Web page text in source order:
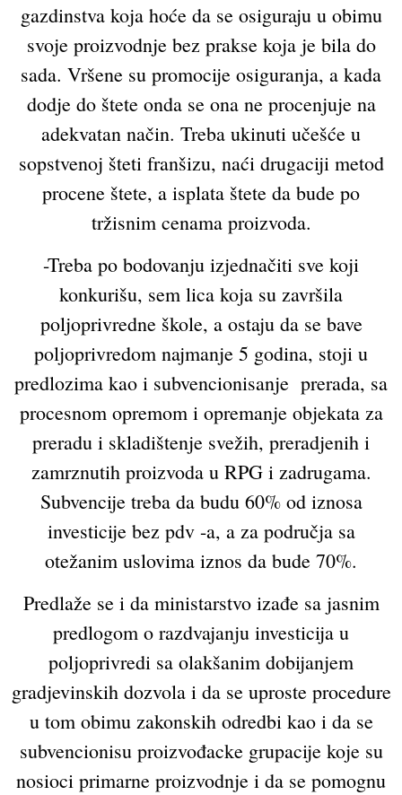
gazdinstva koja hoće da se osiguraju u obimu
svoje proizvodnje bez prakse koja je bila do
sada. Vršene su promocije osiguranja, a kada
dodje do štete onda se ona ne procenjuje na
adekvatan način. Treba ukinuti učešće u
sopstvenoj šteti franšizu, naći drugaciji metod
procene štete, a isplata štete da bude po
tržisnim cenama proizvoda.
-Treba po bodovanju izjednačiti sve koji
konkurišu, sem lica koja su završila
poljoprivredne škole, a ostaju da se bave
poljoprivredom najmanje 5 godina, stoji u
predlozima kao i subvencionisanje prerada, sa
procesnom opremom i opremanje objekata za
preradu i skladištenje svežih, preradjenih i
zamrznutih proizvoda u RPG i zadrugama.
Subvencije treba da budu 60% od iznosa
investicije bez pdv -a, a za područja sa
otežanim uslovima iznos da bude 70%.
Predlaže se i da ministarstvo izađe sa jasnim
predlogom o razdvajanju investicija u
poljoprivredi sa olakšanim dobijanjem
gradjevinskih dozvola i da se uproste procedure
u tom obimu zakonskih odredbi kao i da se
subvencionisu proizvođacke grupacije koje su
nosioci primarne proizvodnje i da se pomognu